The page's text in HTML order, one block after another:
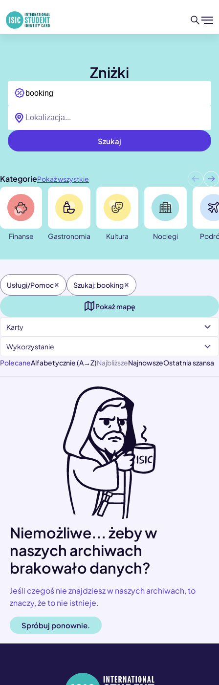
Zniżki
Szukaj
KategoriePokaż wszystkie
Finanse Gastronomia Kultura Noclegi
Usługi/Pomoc Szukaj: booking
Pokaż mapę
Karty
Wykorzystanie
PolecaneAlfabetycznie (A→Z)NajbliższeNajnowszeOstatnia szansa
Niemożliwe... żeby w
naszych archiwach
brakowało danych?
Jeśli czegoś nie znajdziesz w naszych archiwach, to
znaczy, że to nie istnieje.
Spróbuj ponownie.